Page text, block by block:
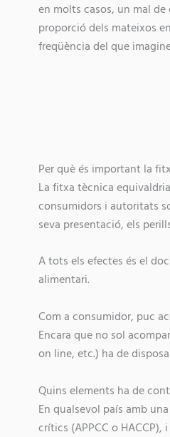
en molts casos, un mal de
proporció dels mateixos
freqüència del que
Per què és important la
La fitxa tècnica
consumidors i autoritats
seva presentació, els
A tots els efectes és el
alimentari.
Com a consumidor, puc
Encara que no sol
on line, etc.) ha de
Quins elements ha de
En qualsevol país amb
crítics (APPCC o